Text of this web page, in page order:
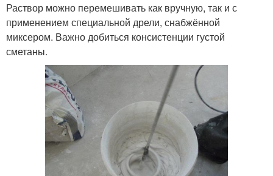
Раствор можно перемешивать как вручную, так и с
применением специальной дрели, снабжённой
миксером. Важно добиться консистенции густой
сметаны.